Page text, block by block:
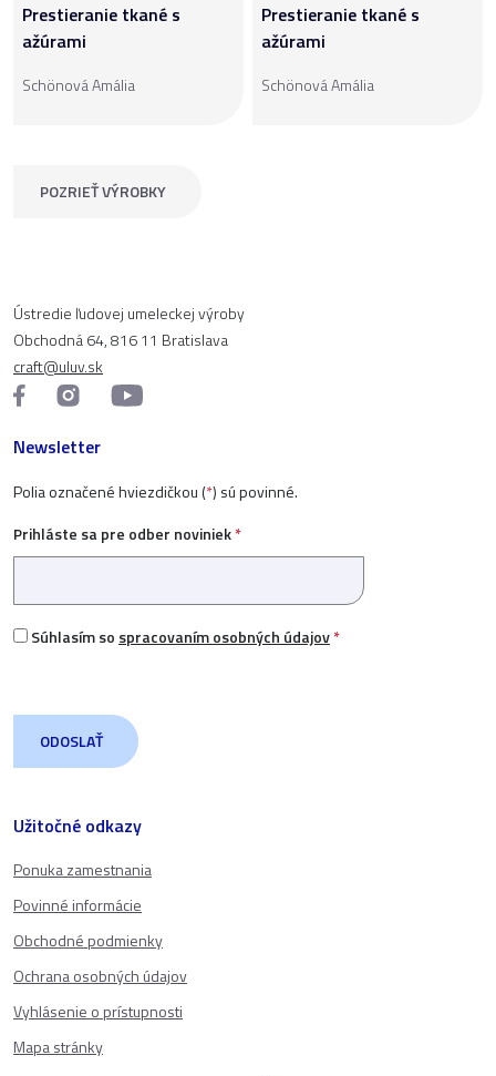
Prestieranie tkané s
ažúrami
Schönová Amália
Prestieranie tkané s
ažúrami
Schönová Amália
POZRIEŤ VÝROBKY
Užitočné odkazy
Ponuka zamestnania
Povinné informácie
Obchodné podmienky
Ochrana osobných údajov
Vyhlásenie o prístupnosti
Mapa stránky
Ústredie ľudovej umeleckej výroby
Obchodná 64, 816 11 Bratislava
craft@uluv.sk
Newsletter
Polia označené hviezdičkou (*) sú povinné.
Prihláste sa pre odber noviniek*
Súhlasím so spracovaním osobných údajov*